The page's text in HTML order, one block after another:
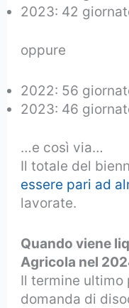
2023: 42
oppure
2022: 56
2023: 46
…e così via…
Il totale del
essere pari ad
lavorate.
Quando viene
Agricola nel
Il termine ultimo
domanda di